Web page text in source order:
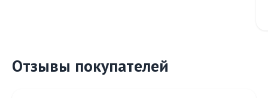
Отзывы покупателей